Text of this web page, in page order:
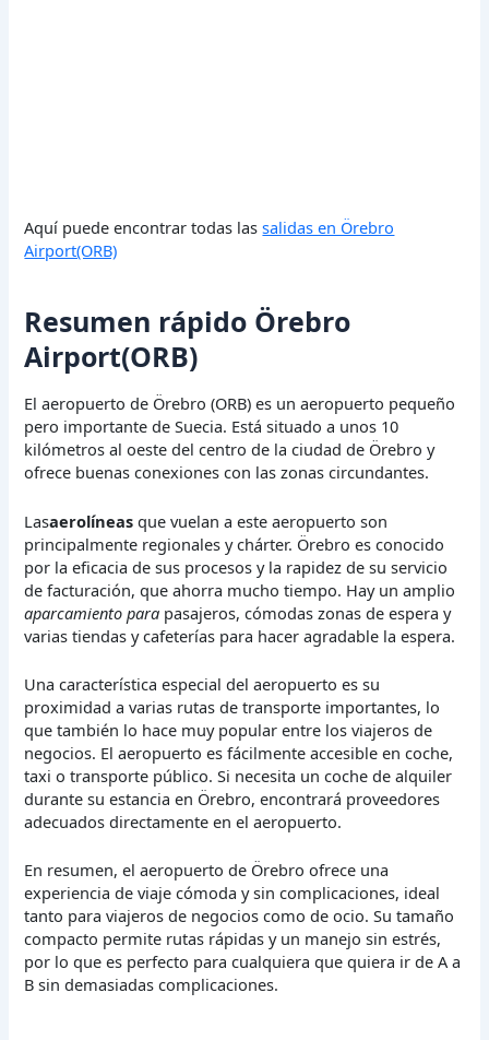
Aquí puede encontrar todas lassalidas en Örebro
Airport(ORB)
Resumen rápido Örebro
Airport(ORB)
El aeropuerto de Örebro (ORB) es un aeropuerto pequeño
pero importante de Suecia. Está situado a unos 10
kilómetros al oeste del centro de la ciudad de Örebro y
ofrece buenas conexiones con las zonas circundantes.
Lasaerolíneas que vuelan a este aeropuerto son
principalmente regionales y chárter. Örebro es conocido
por la eficacia de sus procesos y la rapidez de su servicio
de facturación, que ahorra mucho tiempo. Hay un amplio
aparcamiento para pasajeros, cómodas zonas de espera y
varias tiendas y cafeterías para hacer agradable la espera.
Una característica especial del aeropuerto es su
proximidad a varias rutas de transporte importantes, lo
que también lo hace muy popular entre los viajeros de
negocios. El aeropuerto es fácilmente accesible en coche,
taxi o transporte público. Si necesita un coche de alquiler
durante su estancia en Örebro, encontrará proveedores
adecuados directamente en el aeropuerto.
En resumen, el aeropuerto de Örebro ofrece una
experiencia de viaje cómoda y sin complicaciones, ideal
tanto para viajeros de negocios como de ocio. Su tamaño
compacto permite rutas rápidas y un manejo sin estrés,
por lo que es perfecto para cualquiera que quiera ir de A a
B sin demasiadas complicaciones.